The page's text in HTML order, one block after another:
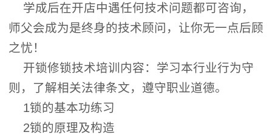
学成后在开店中遇任何技术问题都可咨询，
师父会成为是终身的技术顾问，让你无一点后顾
之忧！
开锁修锁技术培训内容：学习本行业行为守
则，了解相关法律条文，遵守职业道德。
1锁的基本功练习
2锁的原理及构造